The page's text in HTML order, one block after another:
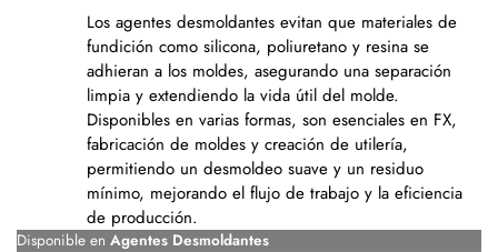
Los agentes desmoldantes evitan que materiales de
fundición como silicona, poliuretano y resina se
adhieran a los moldes, asegurando una separación
limpia y extendiendo la vida útil del molde.
Disponibles en varias formas, son esenciales en FX,
fabricación de moldes y creación de utilería,
permitiendo un desmoldeo suave y un residuo
mínimo, mejorando el flujo de trabajo y la eficiencia
de producción.
Disponible en Agentes Desmoldantes